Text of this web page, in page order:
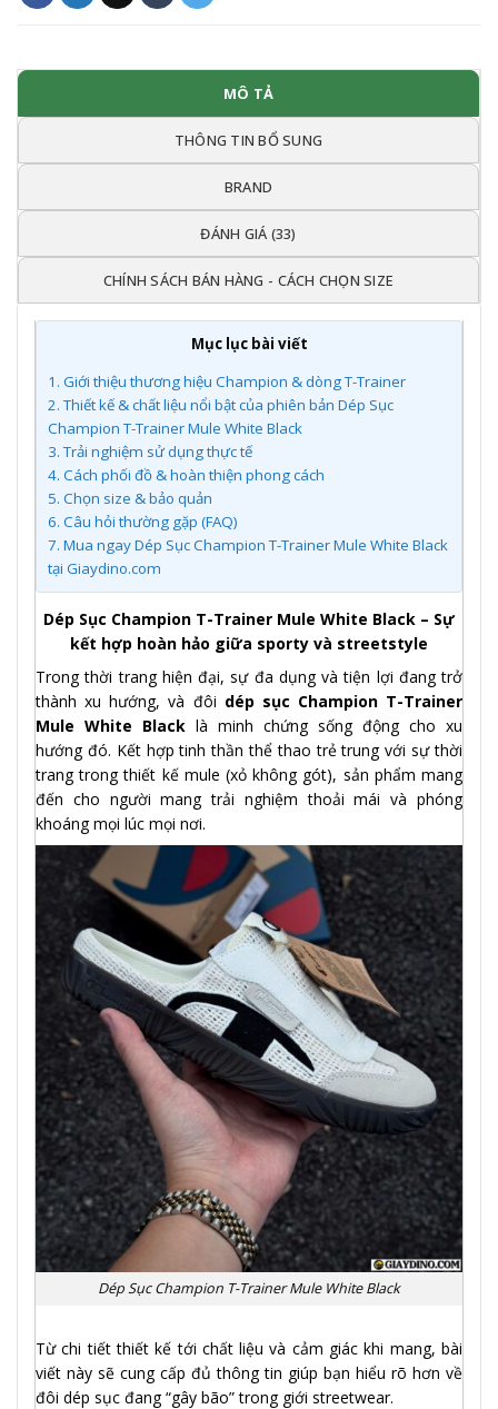
MÔ TẢ
THÔNG TIN BỔ SUNG
BRAND
ĐÁNH GIÁ (33)
CHÍNH SÁCH BÁN HÀNG - CÁCH CHỌN SIZE
Mục lục bài viết
1. Giới thiệu thương hiệu Champion & dòng T-Trainer
2.Thiết kế & chất liệu nổi bật của phiên bản Dép Sục
Champion T-Trainer Mule White Black
3.Trải nghiệm sử dụng thực tế
4. Cách phối đồ & hoàn thiện phong cách
5. Chọn size & bảo quản
6. Câu hỏi thường gặp (FAQ)
7. Mua ngay Dép Sục Champion T-Trainer Mule White Black
tại Giaydino.com
Dép Sục Champion T-Trainer Mule White Black – Sự
kết hợp hoàn hảo giữa sporty và streetstyle
Trong thời trang hiện đại, sự đa dụng và tiện lợi đang trở
thành xu hướng, và đôi dép sục Champion T-Trainer
Mule White Black là minh chứng sống động cho xu
hướng đó. Kết hợp tinh thần thể thao trẻ trung với sự thời
trang trong thiết kế mule (xỏ không gót), sản phẩm mang
đến cho người mang trải nghiệm thoải mái và phóng
khoáng mọi lúc mọi nơi.
Dép Sục Champion T-Trainer Mule White Black
Từ chi tiết thiết kế tới chất liệu và cảm giác khi mang, bài
viết này sẽ cung cấp đủ thông tin giúp bạn hiểu rõ hơn về
đôi dép sục đang “gây bão” trong giới streetwear.